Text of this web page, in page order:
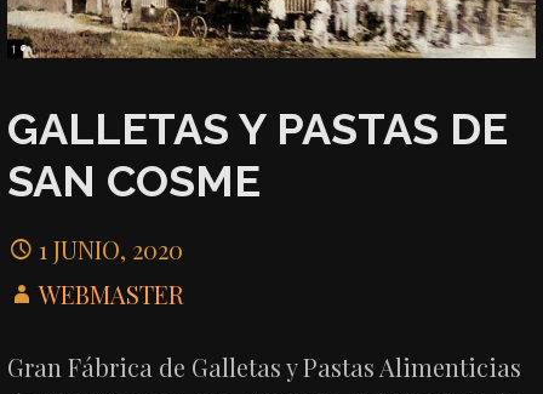
GALLETAS Y PASTAS DE
SAN COSME
1 JUNIO, 2020
WEBMASTER
Gran Fábrica de Galletas y Pastas Alimenticias